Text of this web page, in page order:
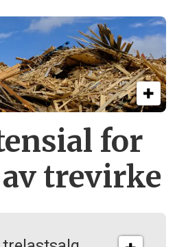
for
tre­virke